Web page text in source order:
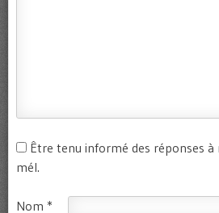
Être tenu informé des réponses
mél.
Nom *